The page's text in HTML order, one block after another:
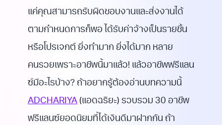
แค่คุณสามารถรับผิดชอบงานและส่งงานได้
ตามกำหนดการก็พอ ได้รับค่าจ้างเป็นรายชิ้น
หรือโปรเจกต์ ยิ่งทำมาก ยิ่งได้มาก หลาย
คนรวยเพราะอาชีพนี้มาแล้ว! แล้วอาชีพฟรีแลน
ซ์มีอะไรบ้าง? ถ้าอยากรู้ต้องอ่านบทความนี้
ADCHARIYA (แอดฉริยะ) รวบรวม 30 อาชีพ
ฟรีแลนซ์ยอดนิยมที่ได้เงินดีมาฝากกัน ถ้า